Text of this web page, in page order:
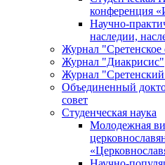
конференция
Научно-
наследии,
Журнал "Сретенское
Журнал "Диакрисис"
Журнал
Объединенный
совет
Студенческая наука
Молодежная